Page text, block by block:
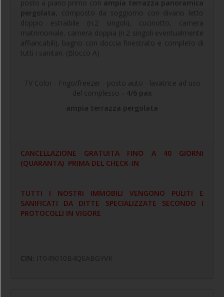
posto a piano primo con ampia terrazza panoramica
pergolata
, composto da soggiorno con divano letto
doppio estraibile (n.2 singoli), cucinotto, camera
matrimoniale, camera doppia (n.2 singoli eventualmente
affiancabili), bagno con doccia finestrato e completo di
tutti i sanitari. (Blocco A)
TV Color - Frigo/freezer - posto auto - lavatrice ad uso
del complesso - 4/6 pax
ampia terrazza pergolata
CANCELLAZIONE GRATUITA FINO A 40 GIORNI
(QUARANTA) PRIMA DEL CHECK-IN
TUTTI I NOSTRI IMMOBILI VENGONO PULITI E
SANIFICATI DA DITTE SPECIALIZZATE SECONDO I
PROTOCOLLI IN VIGORE
CIN: IT049010B4QEABGYVK